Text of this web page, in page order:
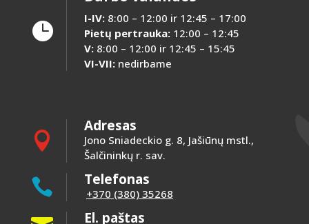

I-IV:8:00 – 12:00 ir 12:45 – 17:00
Pietų pertrauka:12:00 – 12:45
V:8:00 – 12:00 ir 12:45 – 15:45
VI-VII:nedirbame

Adresas
Jono Sniadeckio g. 8, Jašiūnų mstl.,
Šalčininkų r. sav.
 Telefonas
+370 (380) 35268
El. paštas